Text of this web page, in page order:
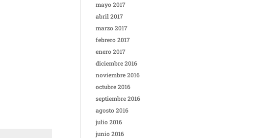
mayo 2017
abril 2017
marzo 2017
febrero 2017
enero 2017
diciembre 2016
noviembre 2016
octubre 2016
septiembre 2016
agosto 2016
julio 2016
junio 2016